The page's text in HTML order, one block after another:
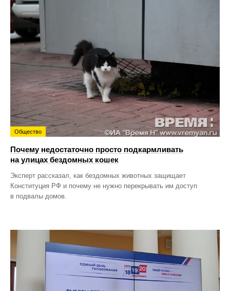
Общество
Почему недостаточно просто подкармливать
на улицах бездомных кошек
Эксперт рассказал, как бездомных животных защищает
Конституция РФ и почему не нужно перекрывать им доступ
в подвалы домов.